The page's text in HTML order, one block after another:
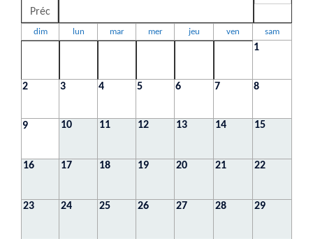
Préc
dim lun mar mer jeu ven sam
1
2 3 4 5 6 7 8
9 10 11 12 13 14 15
16 17 18 19 20 21 22
23 24 25 26 27 28 29